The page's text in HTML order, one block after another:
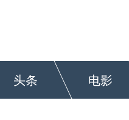
头条 电影